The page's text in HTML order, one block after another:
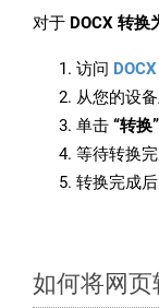
对于 DOCX 转换
访问
从您的设备
单击 “转换”
等待转换完
转换完成
如何将网页